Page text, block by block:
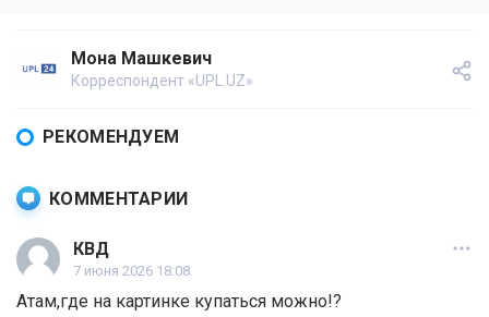
Мона Машкевич
Корреспондент «UPL.UZ»
РЕКОМЕНДУЕМ
КОММЕНТАРИИ
КВД
7 июня 2026 18:08
Атам,где на картинке купаться можно!?